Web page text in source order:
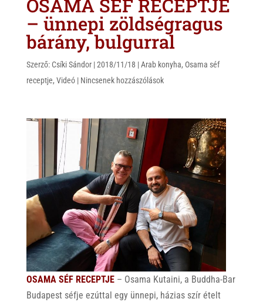
OSAMA SÉF RECEPTJE
– ünnepi zöldségragus
bárány, bulgurral
Szerző: Csíki Sándor|2018/11/18 |Arab konyha, Osama séf
receptje, Videó| Nincsenek hozzászólások
OSAMA SÉF RECEPTJE– Osama Kutaini, a Buddha-Bar
Budapest séfje ezúttal egy ünnepi, házias szír ételt